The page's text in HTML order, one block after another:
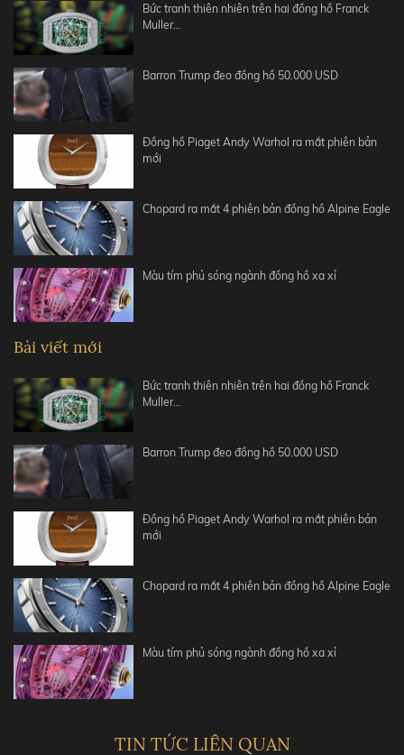
Bức tranh thiên nhiên trên hai đồng hồ Franck
Muller…
Barron Trump đeo đồng hồ 50.000 USD
Đồng hồ Piaget Andy Warhol ra mắt phiên bản
mới
Chopard ra mắt 4 phiên bản đồng hồ Alpine Eagle
Màu tím phủ sóng ngành đồng hồ xa xỉ
Bài viết mới
Bức tranh thiên nhiên trên hai đồng hồ Franck
Muller…
Barron Trump đeo đồng hồ 50.000 USD
Đồng hồ Piaget Andy Warhol ra mắt phiên bản
mới
Chopard ra mắt 4 phiên bản đồng hồ Alpine Eagle
Màu tím phủ sóng ngành đồng hồ xa xỉ
TIN TỨC LIÊN QUAN